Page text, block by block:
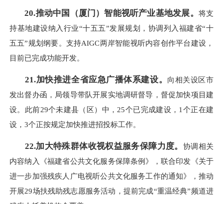
20.推动中国（厦门）智能视听产业基地发展。 将支
持基地建设纳入行业“十五五”发展规划，协调列入福建省“十
五五”规划纲要。支持AIGC两岸智能视听内容创作平台建设，
目前已完成功能开发。
21.加快推进全省应急广播体系建设。
向相关设区市
发出督办函，局领导带队开展实地调研督导，督促加快项目建
设。此前29个未建县（区）中，25个已完成建设，1个正在建
设，3个正按规定加快推进招投标工作。
22.加大特殊群体收视权益服务保障力度。 协调相关
内容纳入《福建省公共文化服务保障条例》，联合印发《关于
进一步加强残疾人广电视听公共文化服务工作的通知》，推动
开展29场扶残助残志愿服务活动，提前完成“重温经典”频道进